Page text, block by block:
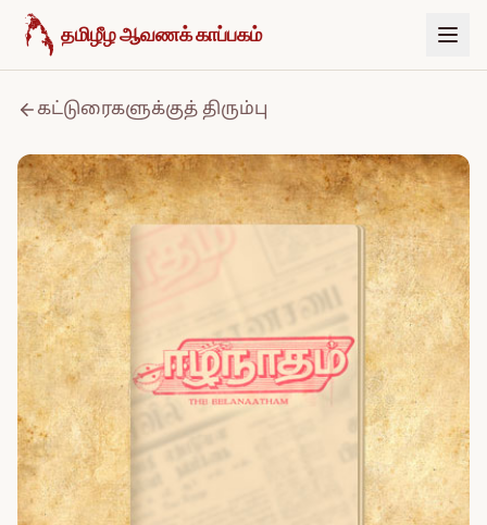
உள்ளடக்கத்திற்குச் செல்க
தமிழீழ ஆவணக் காப்பகம்
கட்டுரைகளுக்குத் திரும்பு